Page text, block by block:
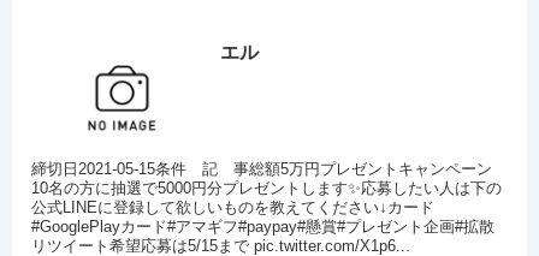
エル
締切日2021-05-15条件 記 事総額5万円プレゼントキャンペーン
10名の方に抽選で5000円分プレゼントします✨応募したい人は下の
公式LINEに登録して欲しいものを教えてください↓カード
#GooglePlayカード#アマギフ#paypay#懸賞#プレゼント企画#拡散
リツイート希望応募は5/15まで pic.twitter.com/X1p6...